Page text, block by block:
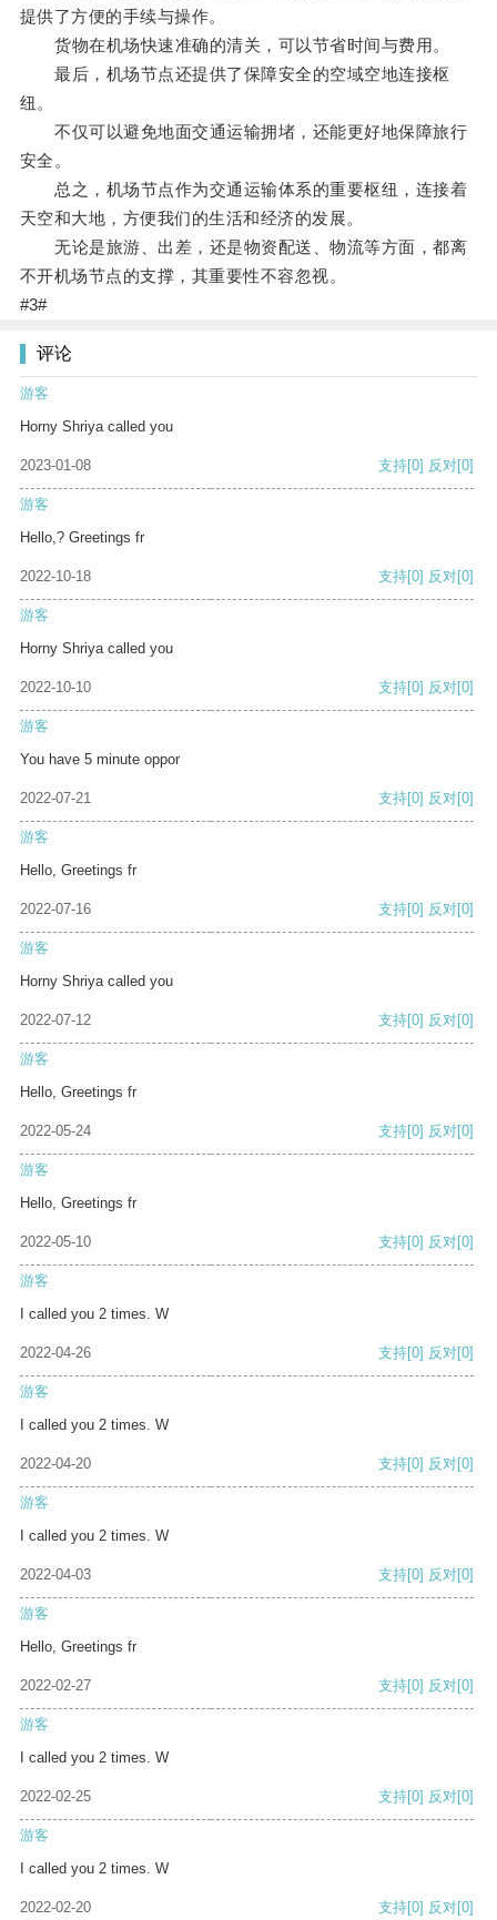
提供了方便的手续与操作。
货物在机场快速准确的清关，可以节省时间与费用。
最后，机场节点还提供了保障安全的空域空地连接枢
纽。
不仅可以避免地面交通运输拥堵，还能更好地保障旅行
安全。
总之，机场节点作为交通运输体系的重要枢纽，连接着
天空和大地，方便我们的生活和经济的发展。
无论是旅游、出差，还是物资配送、物流等方面，都离
不开机场节点的支撑，其重要性不容忽视。
#3#
评论
游客
Horny Shriya called you
2023-01-08 支持[0] 反对[0]
游客
Hello,? Greetings fr
2022-10-18 支持[0] 反对[0]
游客
Horny Shriya called you
2022-10-10 支持[0] 反对[0]
游客
You have 5 minute oppor
2022-07-21 支持[0] 反对[0]
游客
Hello, Greetings fr
2022-07-16 支持[0] 反对[0]
游客
Horny Shriya called you
2022-07-12 支持[0] 反对[0]
游客
Hello, Greetings fr
2022-05-24 支持[0] 反对[0]
游客
Hello, Greetings fr
2022-05-10 支持[0] 反对[0]
游客
I called you 2 times. W
2022-04-26 支持[0] 反对[0]
游客
I called you 2 times. W
2022-04-20 支持[0] 反对[0]
游客
I called you 2 times. W
2022-04-03 支持[0] 反对[0]
游客
Hello, Greetings fr
2022-02-27 支持[0] 反对[0]
游客
I called you 2 times. W
2022-02-25 支持[0] 反对[0]
游客
I called you 2 times. W
2022-02-20 支持[0] 反对[0]